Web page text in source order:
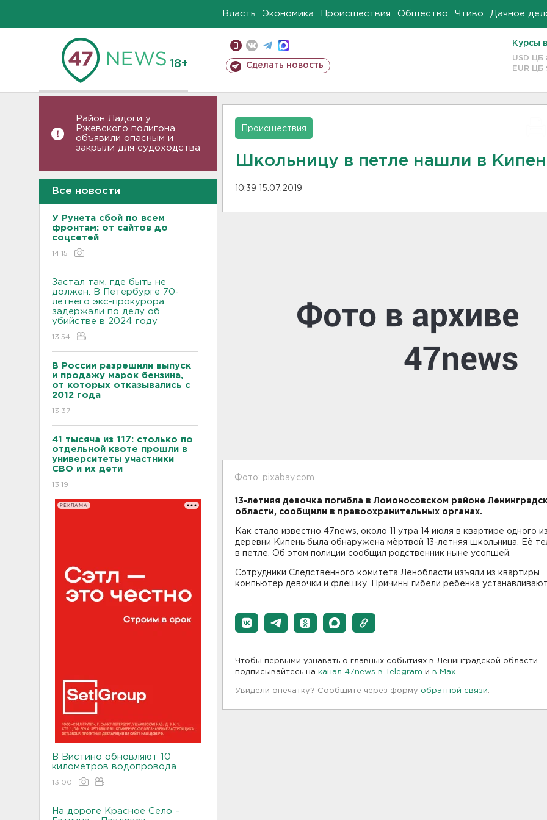
Власть Экономика Происшествия Общество Чтиво Дачное
18+ Сделать новость
Курсы
USD ЦБ
EUR ЦБ
Район Ладоги у
Ржевского полигона
объявили опасным и
закрыли для судоходства
Все новости
У Рунета сбой по всем
фронтам: от сайтов до
соцсетей
14:15
Застал там, где быть не
должен. В Петербурге 70-
летнего экс-прокурора
задержали по делу об
убийстве в 2024 году
13:54
В России разрешили выпуск
и продажу марок бензина,
от которых отказывались с
2012 года
13:37
41 тысяча из 117: столько по
отдельной квоте прошли в
университеты участники
СВО и их дети
13:19
РЕКЛАМА
В Вистино обновляют 10
километров водопровода
13:00
На дороге Красное Село –
Происшествия
Школьницу в петле нашли в
10:39 15.07.2019
Фото: pixabay.com
13-летняя девочка погибла в Ломоносовском районе
области, сообщили в правоохранительных органах.
Как стало известно 47news, около 11 утра 14 июля в квартире одного
деревни Кипень была обнаружена мёртвой 13-летняя школьница. Её
в петле. Об этом полиции сообщил родственник ныне усопшей.
Сотрудники Следственного комитета Ленобласти изъяли из квартиры
компьютер девочки и флешку. Причины гибели ребёнка
Чтобы первыми узнавать о главных событиях в Ленинградской области -
подписывайтесь на канал 47news в Telegram и в Maх
Увидели опечатку? Сообщите через форму обратной связи